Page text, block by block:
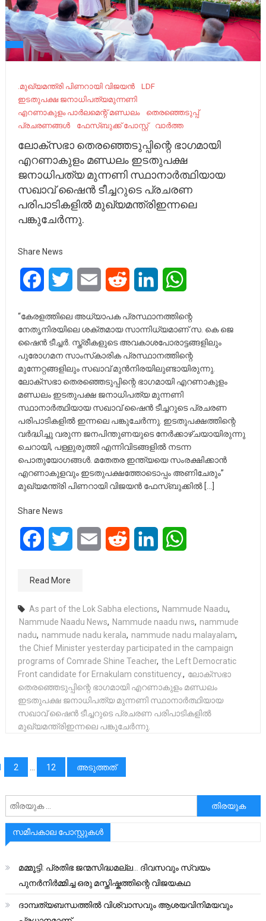
.മുഖ്യമന്ത്രി പിണറായി വിജയൻ
LDF
ഇടതുപക്ഷ ജനാധിപത്യമുന്നണി
എറണാകുളം പാർലമെന്റ് മണ്ഡലം
തെരഞ്ഞെടുപ്പ്
പ്രചരണങ്ങൾ
ഫേസ്ബുക്ക് പോസ്റ്റ് വാർത്ത
ലോക്‌സഭാ തെരഞ്ഞെടുപ്പിന്റെ ഭാഗമായി
എറണാകുളം മണ്ഡലം ഇടതുപക്ഷ
ജനാധിപത്യ മുന്നണി സ്ഥാനാർത്ഥിയായ
സഖാവ് ഷൈൻ ടീച്ചറുടെ പ്രചരണ
പരിപാടികളിൽ മുഖ്യമന്ത്രിഇന്നലെ
പങ്കുചേർന്നു.
Share News
FacebookTwitter Email Reddit LinkedIn
“കേരളത്തിലെ അധ്യാപക പ്രസ്ഥാനത്തിന്റെ
നേതൃനിരയിലെ ശക്തമായ സാന്നിധ്യമാണ് സ. കെ ജെ
ഷൈൻ ടീച്ചർ. സ്ത്രീകളുടെ അവകാശപോരാട്ടങ്ങളിലും
പുരോഗമന സാംസ്‌കാരിക പ്രസ്ഥാനത്തിന്റെ
മുന്നേറ്റങ്ങളിലും സഖാവ് മുൻനിരയിലുണ്ടായിരുന്നു.
ലോക്‌സഭാ തെരഞ്ഞെടുപ്പിന്റെ ഭാഗമായി എറണാകുളം
മണ്ഡലം ഇടതുപക്ഷ ജനാധിപത്യ മുന്നണി
സ്ഥാനാർത്ഥിയായ സഖാവ് ഷൈൻ ടീച്ചറുടെ പ്രചരണ
പരിപാടികളിൽ ഇന്നലെ പങ്കുചേർന്നു. ഇടതുപക്ഷത്തിന്റെ
വർദ്ധിച്ചു വരുന്ന ജനപിന്തുണയുടെ നേർക്കാഴ്ചയായിരുന്നു
ചെറായി, പള്ളുരുത്തി എന്നിവിടങ്ങളിൽ നടന്ന
പൊതുയോഗങ്ങൾ. മതേതര ഇന്ത്യയെ സംരക്ഷിക്കാൻ
എറണാകുളവും ഇടതുപക്ഷത്തോടൊപ്പം അണിചേരും”
മുഖ്യമന്ത്രി പിണറായി വിജയൻ ഫേസ്ബുക്കിൽ […]
Share News
FacebookTwitter Email Reddit LinkedIn
Read More
As part of the Lok Sabha elections, Nammude Naadu,
Nammude Naadu News, Nammude naadu nws, nammude
nadu, nammude nadu kerala, nammude nadu malayalam,
the Chief Minister yesterday participated in the campaign
programs of Comrade Shine Teacher, the Left Democratic
Front candidate for Ernakulam constituency., ലോക്‌സഭാ
തെരഞ്ഞെടുപ്പിന്റെ ഭാഗമായി എറണാകുളം മണ്ഡലം
ഇടതുപക്ഷ ജനാധിപത്യ മുന്നണി സ്ഥാനാർത്ഥിയായ
സഖാവ് ഷൈൻ ടീച്ചറുടെ പ്രചരണ പരിപാടികളിൽ
മുഖ്യമന്ത്രിഇന്നലെ പങ്കുചേർന്നു.
2 12 അടുത്തത്
അനേഷിക്കുക
സമീപകാല പോസ്റ്റുകൾ
മമ്മൂട്ടി: പ്രതിഭ ജന്മസിദ്ധമല്ല… ദിവസവും സ്വയം
പുനർനിർമ്മിച്ച ഒരു മസ്തിഷ്കത്തിന്റെ വിജയകഥ
ദാമ്പത്യബന്ധത്തിൽ വിശ്വാസവും ആശയവിനിമയവും